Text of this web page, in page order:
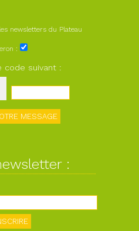
newsletters du Plateau
:
code suivant :
: